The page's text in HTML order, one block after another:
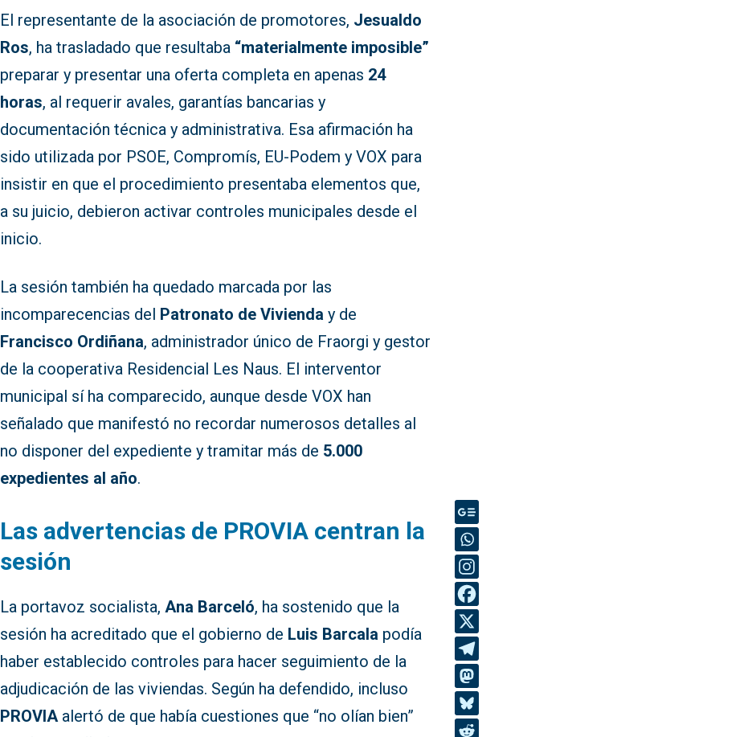
El representante de la asociación de promotores, Jesualdo
Ros, ha trasladado que resultaba “materialmente imposible”
preparar y presentar una oferta completa en apenas 24
horas, al requerir avales, garantías bancarias y
documentación técnica y administrativa. Esa afirmación ha
sido utilizada por PSOE, Compromís, EU-Podem y VOX para
insistir en que el procedimiento presentaba elementos que,
a su juicio, debieron activar controles municipales desde el
inicio.
La sesión también ha quedado marcada por las
incomparecencias del Patronato de Vivienda y de
Francisco Ordiñana, administrador único de Fraorgi y gestor
de la cooperativa Residencial Les Naus. El interventor
municipal sí ha comparecido, aunque desde VOX han
señalado que manifestó no recordar numerosos detalles al
no disponer del expediente y tramitar más de 5.000
expedientes al año.
Las advertencias de PROVIA centran la
sesión
La portavoz socialista,Ana Barceló, ha sostenido que la
sesión ha acreditado que el gobierno de Luis Barcala podía
haber establecido controles para hacer seguimiento de la
adjudicación de las viviendas. Según ha defendido, incluso
PROVIAalertó de que había cuestiones que “no olían bien”